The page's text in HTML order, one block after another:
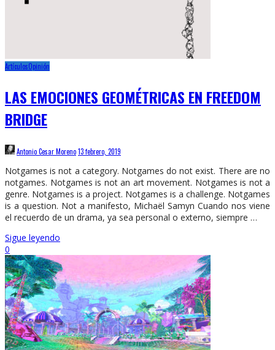
ArtículosOpinión
LAS EMOCIONES GEOMÉTRICAS EN FREEDOM
BRIDGE
Antonio Cesar Moreno13 febrero, 2019
Notgames is not a category. Notgames do not exist. There are no
notgames. Notgames is not an art movement. Notgames is not a
genre. Notgames is a project. Notgames is a challenge. Notgames
is a question. Not a manifesto, Michaël Samyn Cuando nos viene
el recuerdo de un drama, ya sea personal o externo, siempre …
Sigue leyendo
0